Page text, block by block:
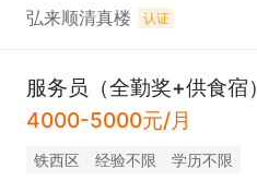
弘来顺清真楼 认证
服务员（全勤奖+供食宿）
4000-5000元/月
铁西区 经验不限 学历不限